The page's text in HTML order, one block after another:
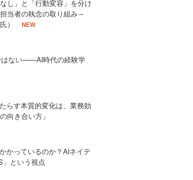
し」と「行動変容」を分け
当者の執念の取り組み～
）
NEW
はない——AI時代の経験学
らす本質的変化は、業務効
向き合い方」
かっているのか？AIネイテ
」という視点